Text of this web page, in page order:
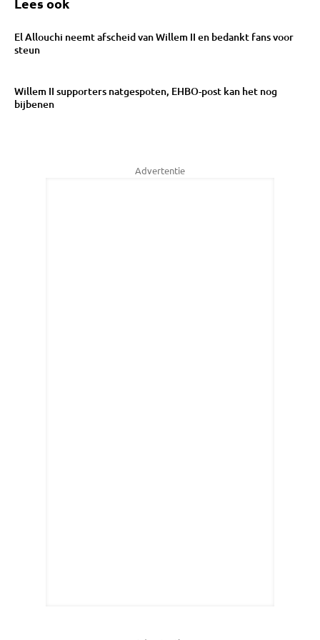
El Allouchi neemt afscheid van Willem II en bedankt fans voor
steun
Willem II supporters natgespoten, EHBO-post kan het nog
bijbenen
Advertentie